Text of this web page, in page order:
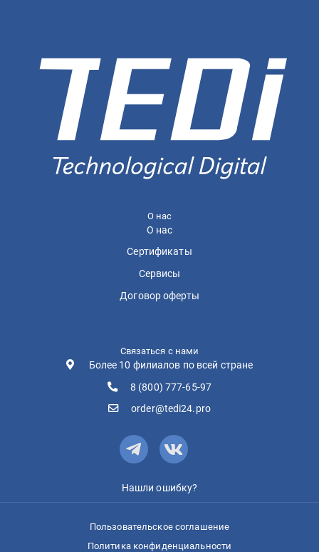
О нас
О нас
Сертификаты
Сервисы
Договор оферты
Связаться с нами
Более 10 филиалов по всей стране
8 (800) 777-65-97
order@tedi24.pro
Нашли ошибку?
Пользовательское соглашение
Политика конфиденциальности